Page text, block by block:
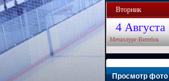
Вторник
4 Августа
Металлург-Витебск
Просмотр фото